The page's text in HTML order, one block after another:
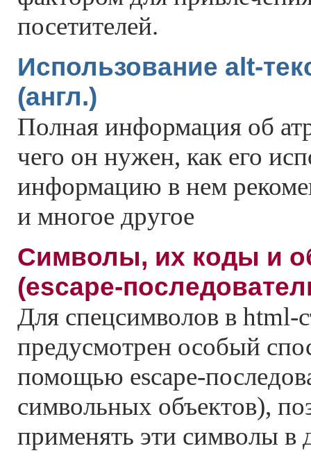
посетителей.
Использование alt-
(англ.)
Полная информация об
чего он нужен, как его
информацию в нем
и многое другое
Cимволы, их коды и
(escape-
Для спецсимволов в html-
предусмотрен особый
помощью escape-
символьных объектов),
применять эти символы в